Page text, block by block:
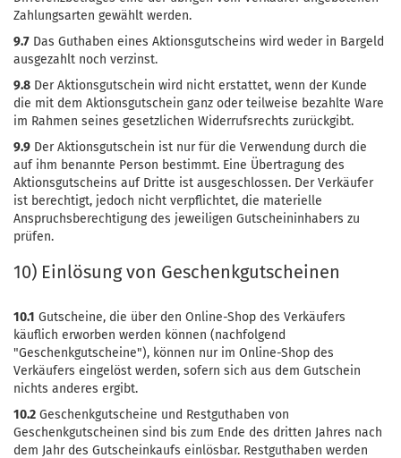
Zahlungsarten gewählt werden.
9.7 Das Guthaben eines Aktionsgutscheins wird weder in Bargeld
ausgezahlt noch verzinst.
9.8 Der Aktionsgutschein wird nicht erstattet, wenn der Kunde
die mit dem Aktionsgutschein ganz oder teilweise bezahlte Ware
im Rahmen seines gesetzlichen Widerrufsrechts zurückgibt.
9.9 Der Aktionsgutschein ist nur für die Verwendung durch die
auf ihm benannte Person bestimmt. Eine Übertragung des
Aktionsgutscheins auf Dritte ist ausgeschlossen. Der Verkäufer
ist berechtigt, jedoch nicht verpflichtet, die materielle
Anspruchsberechtigung des jeweiligen Gutscheininhabers zu
prüfen.
10) Einlösung von Geschenkgutscheinen
10.1 Gutscheine, die über den Online-Shop des Verkäufers
käuflich erworben werden können (nachfolgend
"Geschenkgutscheine"), können nur im Online-Shop des
Verkäufers eingelöst werden, sofern sich aus dem Gutschein
nichts anderes ergibt.
10.2 Geschenkgutscheine und Restguthaben von
Geschenkgutscheinen sind bis zum Ende des dritten Jahres nach
dem Jahr des Gutscheinkaufs einlösbar. Restguthaben werden